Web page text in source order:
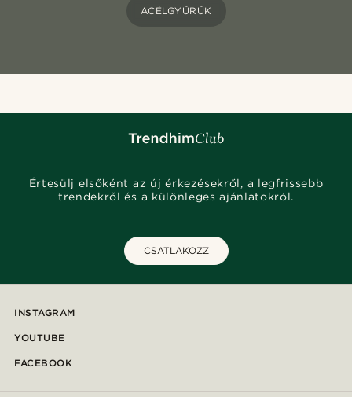
ACÉLGYŰRŰK
Értesülj elsőként az új érkezésekről, a legfrissebb
trendekről és a különleges ajánlatokról.
CSATLAKOZZ
INSTAGRAM
YOUTUBE
FACEBOOK